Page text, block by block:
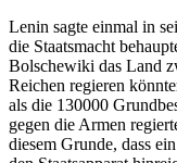
Lenin sagte einmal in
die Staatsmacht
Bolschewiki das Land
Reichen regieren
als die 130000
gegen die Armen
diesem Grunde, dass